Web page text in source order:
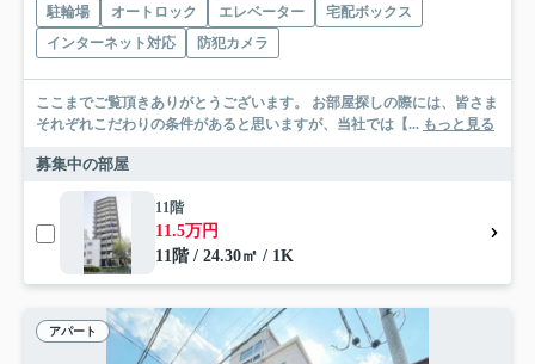
駐輪場 オートロック エレベーター
宅配ボックス
インターネット対応
防犯カメラ
ここまでご覧頂きありがとうございます。 お部屋探しの際には、皆さま
それぞれこだわりの条件があると思いますが、当社では【... もっと見る
募集中の部屋
11階
11.5万円
11階 / 24.30㎡ / 1K
アパート